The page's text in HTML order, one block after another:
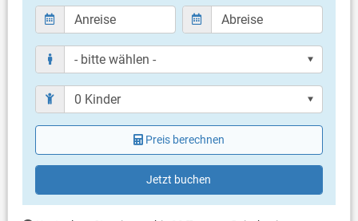
Bad mit WC, Dusche
Bad mit WC, Dusche
Balkon & Terrasse
Meerblick
Bestuhlung
eigene Terrasse
Bestuhlung
Terrassengröße: 5 m²
Weitere Informationen
Preis berechnen
Jetzt buchen